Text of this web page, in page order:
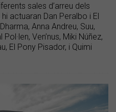
sales d’arreu dels
actuaran Dan Peralbo i El
Anna Andreu, Suu,
Ven’nus, Miki Núñez,
El Pony Pisador, i Quimi